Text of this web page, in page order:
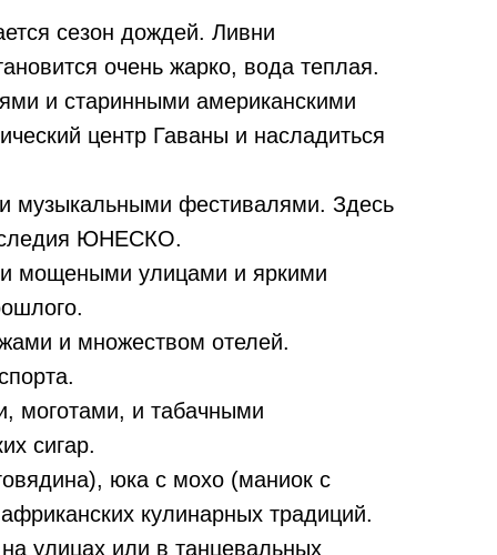
сезон дождей. Ливни
очень жарко, вода теплая.
и старинными американскими
центр Гаваны и насладиться
музыкальными фестивалями. Здесь
ЮНЕСКО.
мощеными улицами и яркими
и множеством отелей.
моготами, и табачными
сигар.
юка с мохо (маниок с
кулинарных традиций.
улицах или в танцевальных